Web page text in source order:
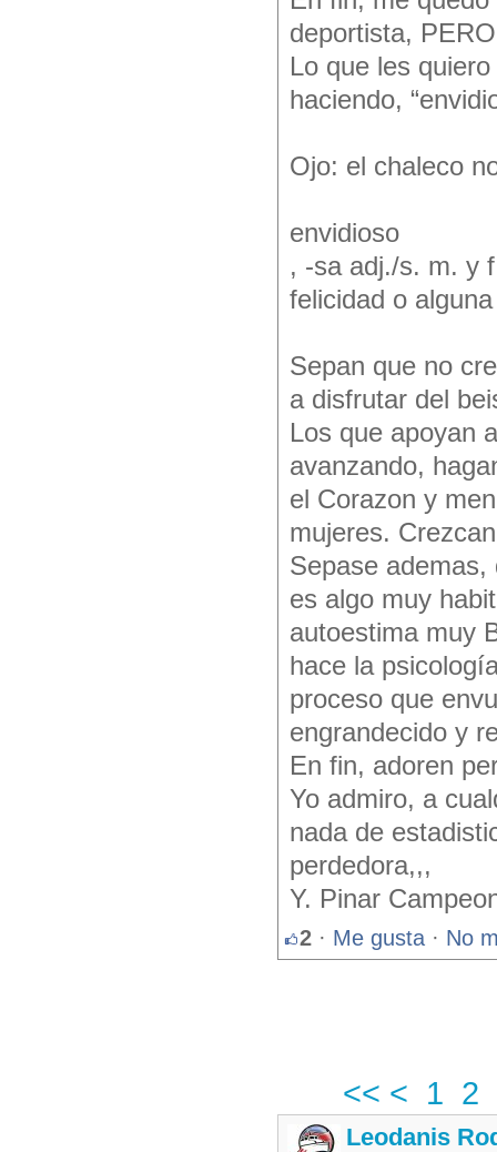
deportista,
Lo que les
haciendo,
Ojo: el chaleco
envidioso
, -sa adj./s. m. y
felicidad o
Sepan que no
a disfrutar del
Los que apoyan
avanzando,
el Corazon y
mujeres.
Sepase
es algo muy
autoestima muy
hace la
proceso que
engrandecido y
En fin, adoren
Yo admiro, a
nada de
perdedora,,,
Y. Pinar
2 · Me gusta · No
<< < 1 2
Leodanis